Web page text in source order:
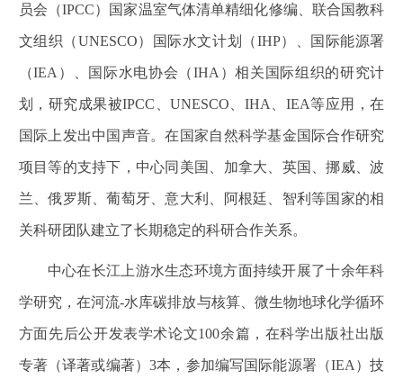
员会（IPCC）国家温室气体清单精细化修编、联合国教科
文组织（UNESCO）国际水文计划（IHP）、国际能源署
（IEA ）、国际水电协会（IHA ）相关国际组织的研究计
划，研究成果被IPCC UNESCO IHA IEA等应用，在
国际上发出中国声音。在国家自然科学基金国际合作研究
项目等的支持下，中心同美国、加拿大、英国、挪威、波
兰、俄罗斯、葡萄牙、意大利、阿根廷、智利等国家的相
关科研团队建立了长期稳定的科研合作关系。
中心在长江上游水生态环境方面持续开展了十余年科
学研究，在河流-水库碳排放与核算、微生物地球化学循环
方面先后公开发表学术论文100余篇，在科学出版社出版
专著（译著或编著）3本，参加编写国际能源署（IEA ）技